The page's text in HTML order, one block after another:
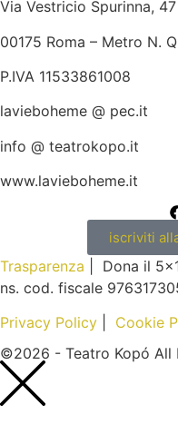
Via Vestricio Spurinna, 47
00175 Roma – Metro N.
P.IVA 11533861008
lavieboheme @ pec.it
info @ teatrokopo.it
www.lavieboheme.it
iscriviti
Trasparenza
| Dona il
ns. cod. fiscale
Privacy Policy
Cookie
©2026 - Teatro Kopó All